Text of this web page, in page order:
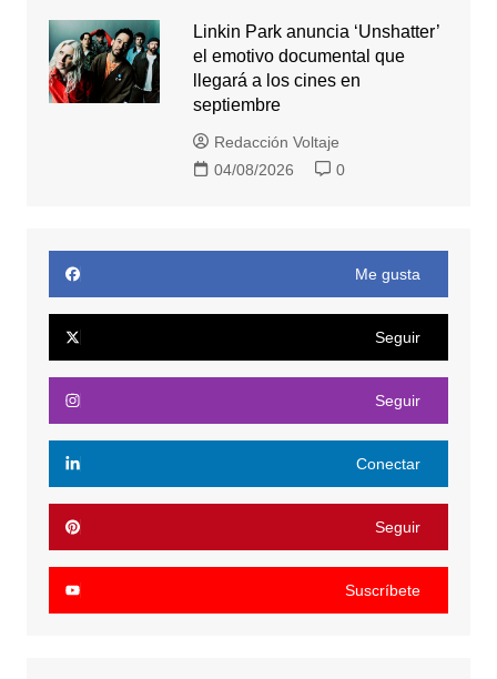
Linkin Park anuncia ‘Unshatter’
el emotivo documental que
llegará a los cines en
septiembre
Redacción Voltaje
04/08/2026
0
Me gusta
Seguir
Seguir
Conectar
Seguir
Suscríbete